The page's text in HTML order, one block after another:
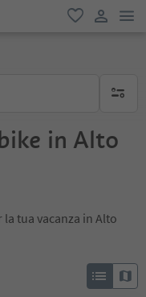
favoriti
in Alto
tua vacanza in Alto